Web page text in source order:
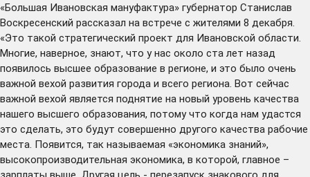
«Большая Ивановская мануфактура» губернатор Станислав
Воскресенский рассказал на встрече с жителями 8 декабря.
«Это такой стратегический проект для Ивановской области.
Многие, наверное, знают, что у нас около ста лет назад
появилось высшее образование в регионе, и это было очень
важной вехой развития города и всего региона. Вот сейчас
важной вехой является поднятие на новый уровень качества
нашего высшего образования, потому что когда нам удастся
это сделать, это будут совершенно другого качества рабочие
места. Появится, так называемая «экономика знаний»,
высокопроизводительная экономика, в которой, главное –